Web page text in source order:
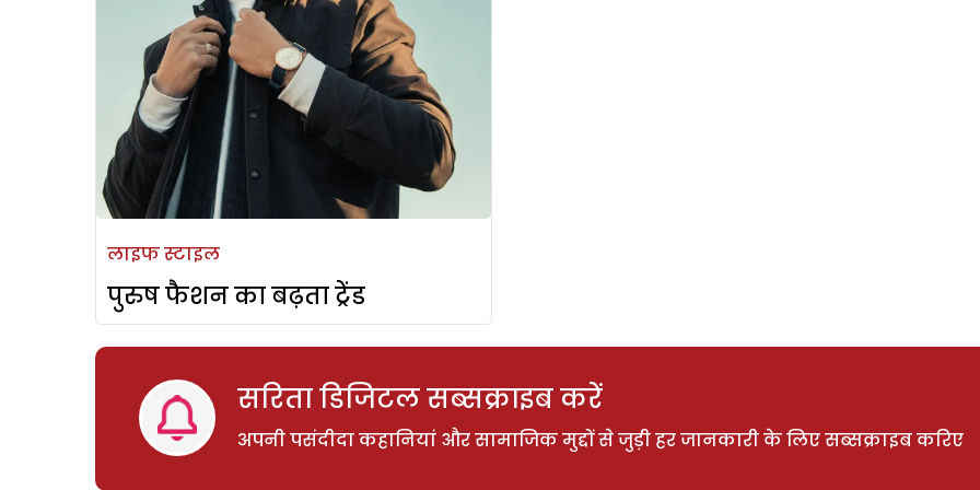
लाइफ स्टाइल
पुरुष फैशन का बढ़ता ट्रेंड
सरिता डिजिटल सब्सक्राइब करें
अपनी पसंदीदा कहानियां और सामाजिक मुद्दों से जुड़ी हर जानकारी के लिए सब्सक्राइब करिए